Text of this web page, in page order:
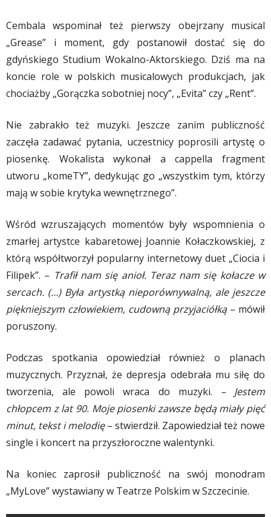
Cembala wspominał też pierwszy obejrzany musical
„Grease” i moment, gdy postanowił dostać się do
gdyńskiego Studium Wokalno-Aktorskiego. Dziś ma na
koncie role w polskich musicalowych produkcjach, jak
chociażby „Gorączka sobotniej nocy”, „Evita” czy „Rent”.
Nie zabrakło też muzyki. Jeszcze zanim publiczność
zaczęła zadawać pytania, uczestnicy poprosili artystę o
piosenkę. Wokalista wykonał a cappella fragment
utworu „komeTY”, dedykując go „wszystkim tym, którzy
mają w sobie krytyka wewnętrznego”.
Wśród wzruszających momentów były wspomnienia o
zmarłej artystce kabaretowej Joannie Kołaczkowskiej, z
którą współtworzył popularny internetowy duet „Ciocia i
Filipek”. – Trafił nam się anioł. Teraz nam się kołacze w
sercach. (…) Była artystką nieporównywalną, ale jeszcze
piękniejszym człowiekiem, cudowną przyjaciółką– mówił
poruszony.
Podczas spotkania opowiedział również o planach
muzycznych. Przyznał, że depresja odebrała mu siłę do
tworzenia, ale powoli wraca do muzyki. – Jestem
chłopcem z lat 90. Moje piosenki zawsze będą miały pięć
minut, tekst i melodię– stwierdził. Zapowiedział też nowe
single i koncert na przyszłoroczne walentynki.
Na koniec zaprosił publiczność na swój monodram
„MyLove” wystawiany w Teatrze Polskim w Szczecinie.